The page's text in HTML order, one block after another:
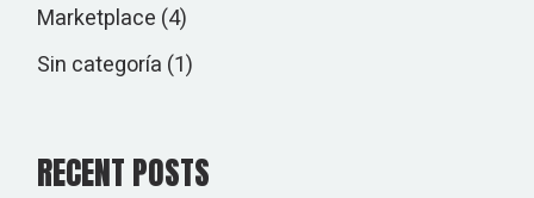
Marketplace (4)
Sin categoría (1)
RECENT POSTS